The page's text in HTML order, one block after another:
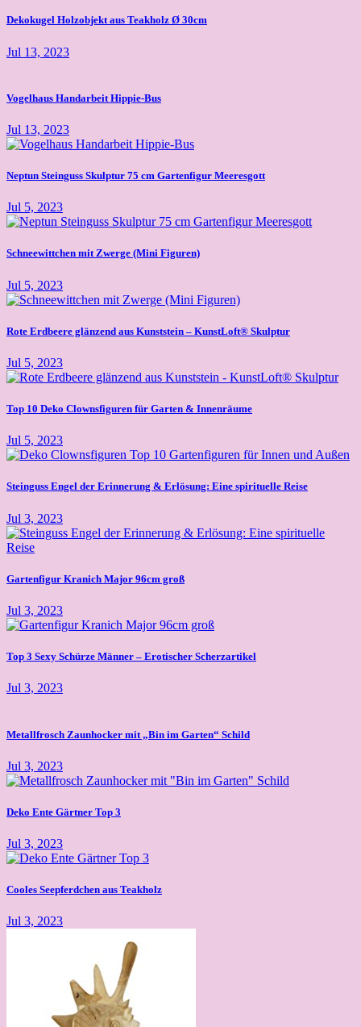
Dekokugel Holzobjekt aus Teakholz Ø 30cm
Jul 13, 2023
Vogelhaus Handarbeit Hippie-Bus
Jul 13, 2023
Neptun Steinguss Skulptur 75 cm Gartenfigur Meeresgott
Jul 5, 2023
Schneewittchen mit Zwerge (Mini Figuren)
Jul 5, 2023
Rote Erdbeere glänzend aus Kunststein – KunstLoft® Skulptur
Jul 5, 2023
Top 10 Deko Clownsfiguren für Garten & Innenräume
Jul 5, 2023
Steinguss Engel der Erinnerung & Erlösung: Eine spirituelle Reise
Jul 3, 2023
Gartenfigur Kranich Major 96cm groß
Jul 3, 2023
Top 3 Sexy Schürze Männer – Erotischer Scherzartikel
Jul 3, 2023
Metallfrosch Zaunhocker mit „Bin im Garten“ Schild
Jul 3, 2023
Deko Ente Gärtner Top 3
Jul 3, 2023
Cooles Seepferdchen aus Teakholz
Jul 3, 2023